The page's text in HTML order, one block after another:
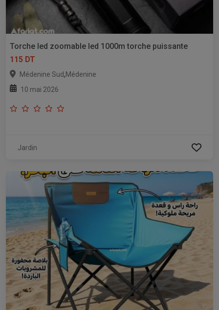
Torche led zoomable led 1000m torche puissante
115 DT
Médenine Sud,Médenine
10 mai 2026
Jardin